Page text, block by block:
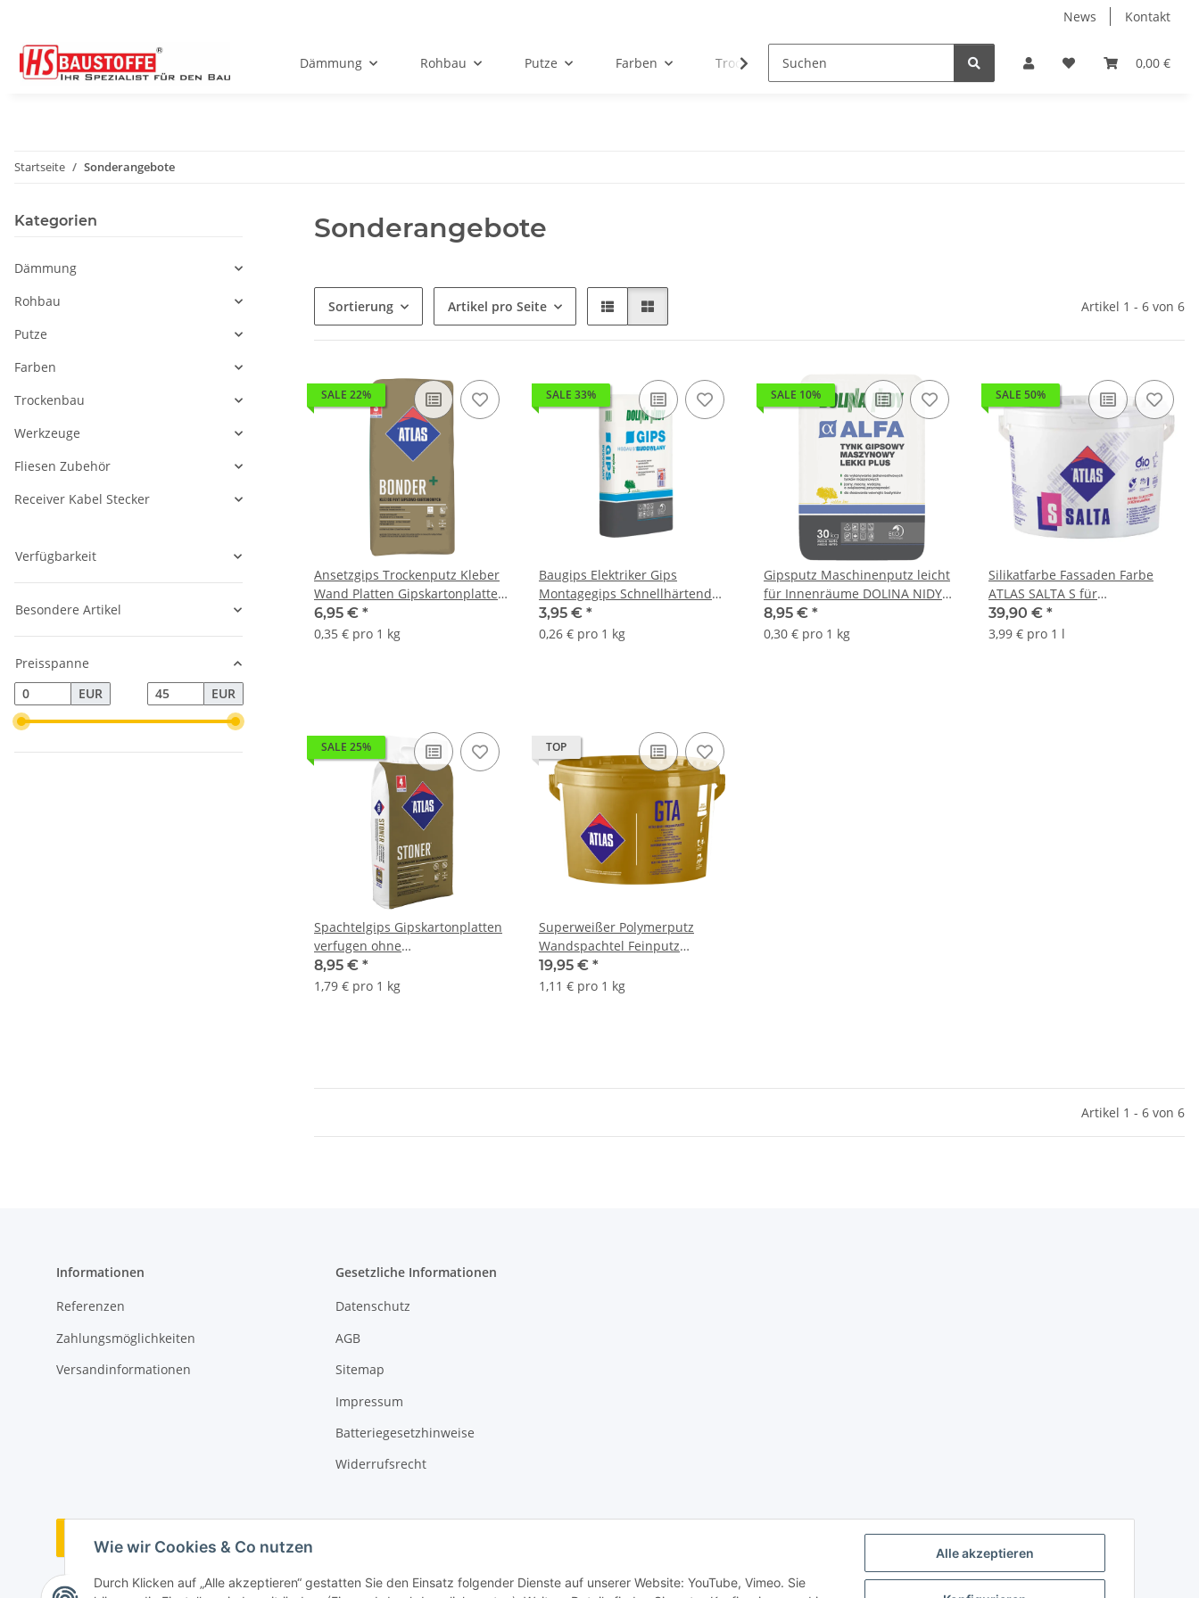
Alle akzeptieren
Wie wir Cookies & Co nutzen
Durch Klicken auf „Alle akzeptieren“ gestatten Sie den Einsatz folgender Dienste auf unserer Website: YouTube, Vimeo. Sie
News Kontakt
0,00 €
Dämmung Rohbau Putze Farben Trockenbau Fliesen Zubehör Receiver
Startseite Sonderangebote
Sonderangebote
Sortierung Artikel pro Seite Artikel 1 - 6 von 6
SALE 22%
Ansetzgips Trockenputz Kleber
Wand Platten Gipskartonplatten
ATLAS GIPS BONDER 20Kg
6,95 € *
0,35 € pro 1 kg
SALE 33%
Baugips Elektriker Gips
Montagegips Schnellhärtend
Dolina Nidy 15Kg
3,95 € *
0,26 € pro 1 kg
SALE 10%
Gipsputz Maschinenputz leicht
für Innenräume DOLINA NIDY
ALFA 30Kg Wie MP75L
8,95 € *
0,30 € pro 1 kg
SALE 50%
Silikatfarbe Fassaden Farbe
ATLAS SALTA S für
Mischmaschine 10L
39,90 € *
3,99 € pro 1 l
SALE 25%
Spachtelgips Gipskartonplatten
verfugen ohne
Armierungsbänder ATLAS GIPS
STONER 5Kg
8,95 € *
1,79 € pro 1 kg
TOP
Superweißer Polymerputz
Wandspachtel Feinputz
Gebrauchsfertig
Kunstharzbindemittel bis 3 mm
19,95 € *
1,11 € pro 1 kg
Artikel 1 - 6 von 6
Kategorien
Dämmung
Rohbau
Putze
Farben
Trockenbau
Werkzeuge
Fliesen Zubehör
Receiver Kabel Stecker
Verfügbarkeit
Besondere Artikel
Preisspanne
EUR
EUR
Informationen
Referenzen
Zahlungsmöglichkeiten
Versandinformationen
Gesetzliche Informationen
Datenschutz
AGB
Sitemap
Impressum
Batteriegesetzhinweise
Widerrufsrecht
Vertrag widerrufen